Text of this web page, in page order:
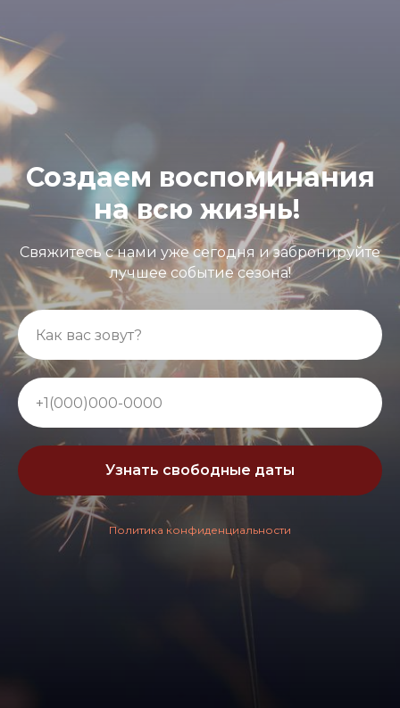
Создаем воспоминания
на всю жизнь!
Свяжитесь с нами уже сегодня и забронируйте
лучшее событие сезона!
Узнать свободные даты
Политика конфиденциальности